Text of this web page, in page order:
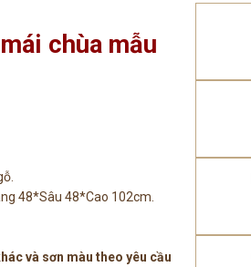
chùa mẫu
48*Sâu 48*Cao 102cm.
và sơn màu theo yêu cầu